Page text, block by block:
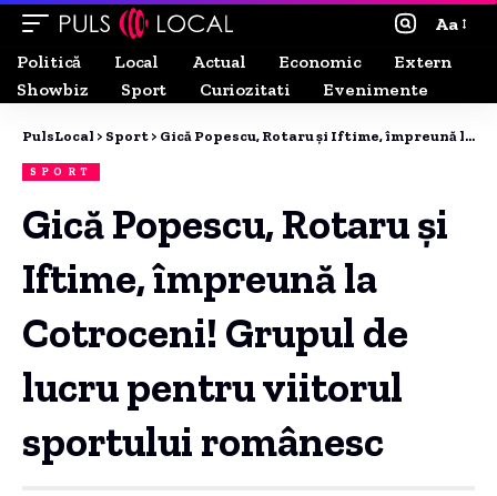
Aa
Politică
Local Actual Economic
Extern
Showbiz
Sport Curiozitati Evenimente
PulsLocal > Sport > Gică Popescu, Rotaru și Iftime, împreună la Cotroceni! Grupul de lucru pentru viitorul sportului românesc
SPORT
Gică Popescu, Rotaru și
Iftime, împreună la
Cotroceni! Grupul de
lucru pentru viitorul
sportului românesc